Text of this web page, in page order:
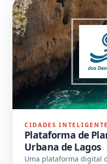
CIDADES
Plataforma de
Urbana de Lagos
Uma plataforma digital